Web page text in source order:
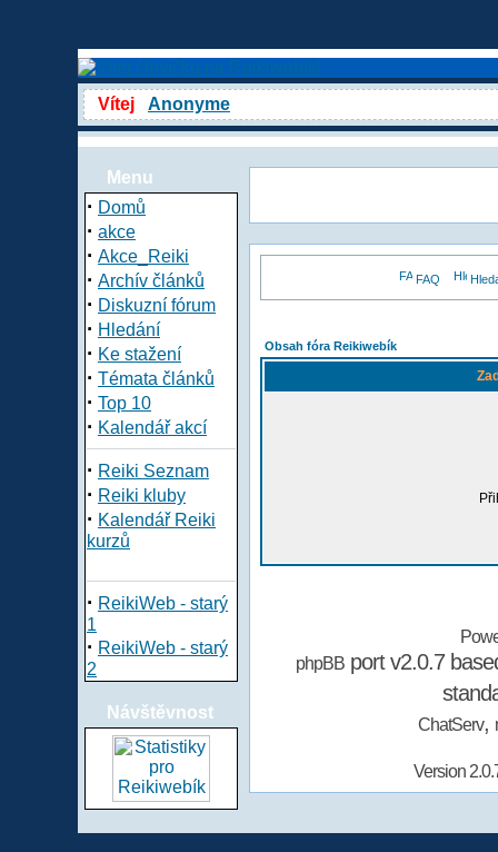
Vítej Anonyme
Menu
· Domů
· akce
· Akce_Reiki
· Archív článků
· Diskuzní fórum
· Hledání
· Ke stažení
· Témata článků
· Top 10
· Kalendář akcí
· Reiki Seznam
· Reiki kluby
· Kalendář Reiki
kurzů
· ReikiWeb - starý
1
· ReikiWeb - starý
2
Návštěvnost
FAQ
Obsah fóra Reikiwebík
phpBBport v2.0.7
ChatServ,
Version